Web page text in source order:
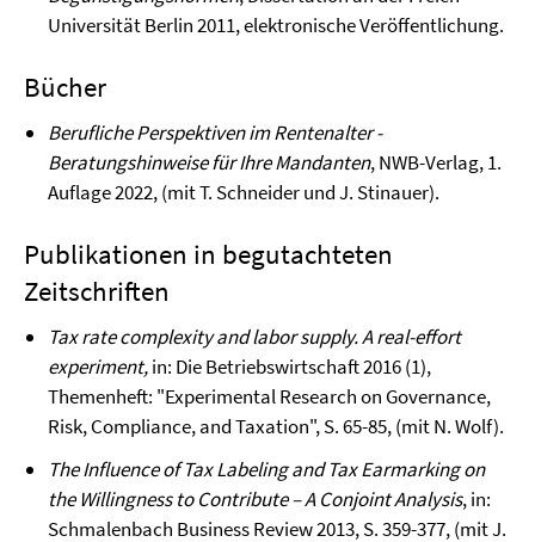
Universität Berlin 2011, elektronische Veröffentlichung.
Bücher
Berufliche Perspektiven im Rentenalter -
Beratungshinweise für Ihre Mandanten, NWB-Verlag, 1.
Auflage 2022, (mit T. Schneider und J. Stinauer).
Publikationen in begutachteten
Zeitschriften
Tax rate complexity and labor supply. A real-effort
experiment,in: Die Betriebswirtschaft 2016 (1),
Themenheft: "Experimental Research on Governance,
Risk, Compliance, and Taxation", S. 65-85, (mit N. Wolf).
The Influence of Tax Labeling and Tax Earmarking on
the Willingness to Contribute – A Conjoint Analysis, in:
Schmalenbach Business Review 2013, S. 359-377, (mit J.